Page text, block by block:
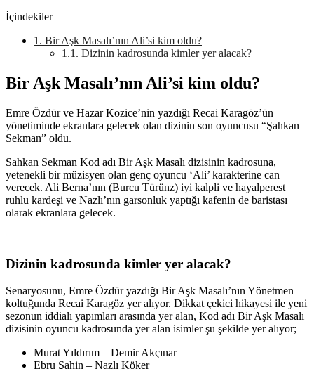
İçindekiler
1. Bir Aşk Masalı’nın Ali’si kim oldu?
1.1. Dizinin kadrosunda kimler yer alacak?
Bir Aşk Masalı’nın Ali’si kim oldu?
Emre Özdür ve Hazar Kozice’nin yazdığı Recai Karagöz’ün
yönetiminde ekranlara gelecek olan dizinin son oyuncusu “Şahkan
Sekman” oldu.
Sahkan Sekman Kod adı Bir Aşk Masalı dizisinin kadrosuna,
yetenekli bir müzisyen olan genç oyuncu ‘Ali’ karakterine can
verecek. Ali Berna’nın (Burcu Türünz) iyi kalpli ve hayalperest
ruhlu kardeşi ve Nazlı’nın garsonluk yaptığı kafenin de baristası
olarak ekranlara gelecek.
Dizinin kadrosunda kimler yer alacak?
Senaryosunu, Emre Özdür yazdığı Bir Aşk Masalı’nın Yönetmen
koltuğunda Recai Karagöz yer alıyor. Dikkat çekici hikayesi ile yeni
sezonun iddialı yapımları arasında yer alan, Kod adı Bir Aşk Masalı
dizisinin oyuncu kadrosunda yer alan isimler şu şekilde yer alıyor;
Murat Yıldırım – Demir Akçınar
Ebru Şahin – Nazlı Köker